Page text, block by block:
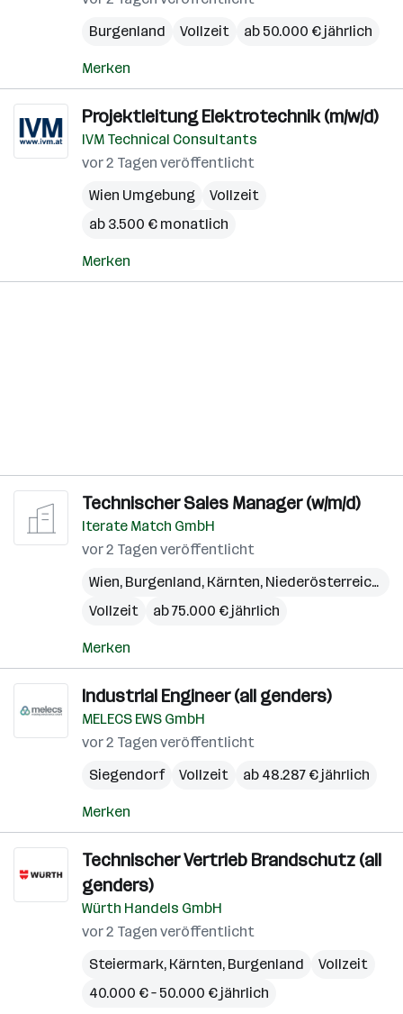
Burgenland
Vollzeit ab 50.000 € jährlich
Merken
Projektleitung Elektrotechnik (m/w/d)
IVM Technical Consultants
vor 2 Tagen veröffentlicht
Wien Umgebung
Vollzeit
ab 3.500 € monatlich
Merken
Technischer Sales Manager (w/m/d)
Iterate Match GmbH
vor 2 Tagen veröffentlicht
Wien, Burgenland, Kärnten, Niederösterreich
Vollzeit
ab 75.000 € jährlich
Merken
Industrial Engineer (all genders)
MELECS EWS GmbH
vor 2 Tagen veröffentlicht
Siegendorf
Vollzeit ab 48.287 € jährlich
Merken
Technischer Vertrieb Brandschutz (all
genders)
Würth Handels GmbH
vor 2 Tagen veröffentlicht
Steiermark, Kärnten, Burgenland
Vollzeit
40.000 € – 50.000 € jährlich